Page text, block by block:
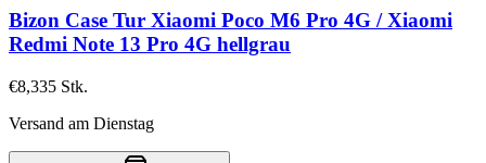
Bizon Case Tur Xiaomi Poco M6 Pro 4G / Xiaomi
Redmi Note 13 Pro 4G hellgrau
€8,335 Stk.
Versand am Dienstag